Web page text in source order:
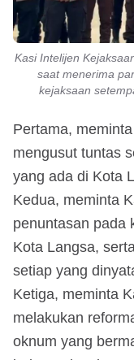
Kasi Intelijen
saat menerima
kejaksaan
Pertama,
mengusut tuntas
yang ada di Kota
Kedua, meminta
penuntasan pada
Kota Langsa,
setiap yang
Ketiga, meminta
melakukan
oknum yang